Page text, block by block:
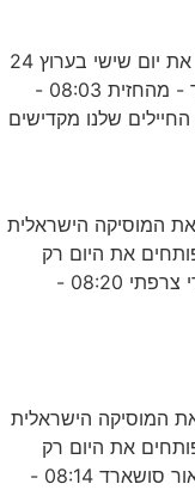
יום שישי הגיע 06:00 - 08:03 בואו לפתוח את יום שישי בערוץ 24
עם כל השירים האהובים. ש.ח. ד''ש עם שיר - מהחזית 08:03 -
לכל אחד יש את המוסיקה הישראלית
את היום רק
בכחול לבן. ש.ח. פבלו, אוכל וחברים 4 - צדי צרפתי 08:20 -
לכל אחד יש את המוסיקה הישראלית
את היום רק
בכחול לבן. ש.ח. פבלו, אוכל וחברים 4 - ליאור סושארד 08:14 -